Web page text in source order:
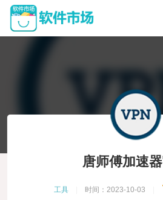
唐师傅加速
工具 时间：2023-10-03